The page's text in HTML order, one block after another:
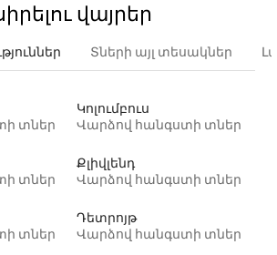
վայրեր
Տների այլ տեսակներ
տներ
Կոլումբուս
Վարձով հանգստի տներ
տներ
Քլիվլենդ
Վարձով հանգստի տներ
տներ
Դետրոյթ
Վարձով հանգստի տներ